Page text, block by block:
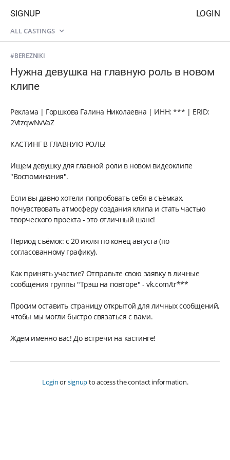
LOGIN
SIGNUP
ALL CASTINGS
#BEREZNIKI
Нужна девушка на главную роль в новом
клипе
Реклама | Горшкова Галина Николаевна | ИНН: *** | ERID:
2VtzqwNvVaZ
КАСТИНГ В ГЛАВНУЮ РОЛЬ!
Ищем девушку для главной роли в новом видеоклипе
"Воспоминания".
Если вы давно хотели попробовать себя в съёмках,
почувствовать атмосферу создания клипа и стать частью
творческого проекта - это отличный шанс!
Период съёмок: с 20 июля по конец августа (по
согласованному графику).
Как принять участие? Отправьте свою заявку в личные
сообщения группы "Трэш на повторе" - vk.com/tr***
Просим оставить страницу открытой для личных сообщений,
чтобы мы могли быстро связаться с вами.
Ждём именно вас! До встречи на кастинге!
Loginorsignupto access the contact information.